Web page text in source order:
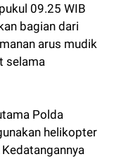
09.25 WIB
bagian dari
arus mudik
selama
Polda
helikopter